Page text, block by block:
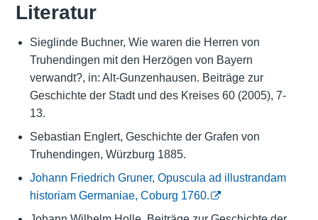
Literatur
Sieglinde Buchner, Wie waren die Herren von
Truhendingen mit den Herzögen von Bayern
verwandt?, in: Alt-Gunzenhausen. Beiträge zur
Geschichte der Stadt und des Kreises 60 (2005), 7-
13.
Sebastian Englert, Geschichte der Grafen von
Truhendingen, Würzburg 1885.
Johann Friedrich Gruner, Opuscula ad illustrandam
historiam Germaniae, Coburg 1760.